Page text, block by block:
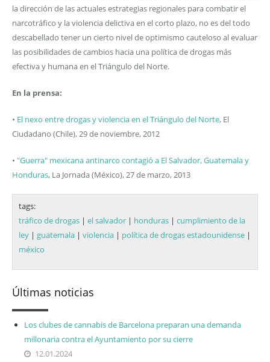
la dirección de las actuales estrategias regionales para combatir el
narcotráfico y la violencia delictiva en el corto plazo, no es del todo
descabellado tener un cierto nivel de optimismo cauteloso al evaluar
las posibilidades de cambios hacia una política de drogas más
efectiva y humana en el Triángulo del Norte.
En la prensa:
• El nexo entre drogas y violencia en el Triángulo del Norte, El
Ciudadano (Chile), 29 de noviembre, 2012
• "Guerra" mexicana antinarco contagió a El Salvador, Guatemala y
Honduras, La Jornada (México), 27 de marzo, 2013
tags:
tráfico de drogas | el salvador | honduras | cumplimiento de la
ley | guatemala | violencia | política de drogas estadounidense |
méxico
Últimas noticias
Los clubes de cannabis de Barcelona preparan una demanda
millonaria contra el Ayuntamiento por su cierre
12.01.2024